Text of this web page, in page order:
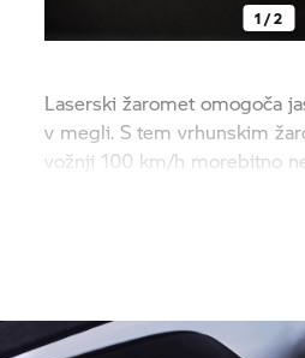
1 / 2
Laserski žaromet omogoča
v megli. S tem vrhunskim
vožnji 100 km/h morebitno